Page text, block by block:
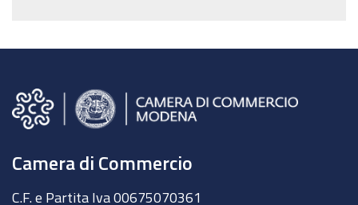
Camera di Commercio
C.F. e Partita Iva 00675070361